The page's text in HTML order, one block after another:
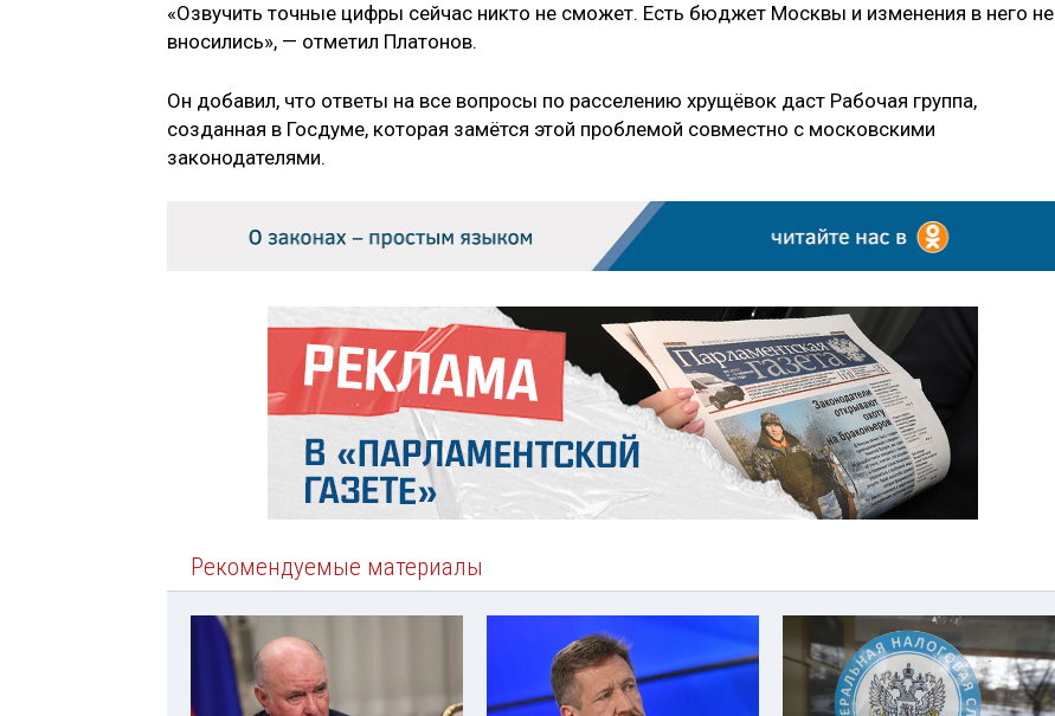
«Озвучить точные цифры сейчас никто не сможет. Есть бюджет Москвы и изменения в него не
вносились», — отметил Платонов.
Он добавил, что ответы на все вопросы по расселению хрущёвок даст Рабочая группа,
созданная в Госдуме, которая замётся этой проблемой совместно с московскими
законодателями.
Рекомендуемые материалы